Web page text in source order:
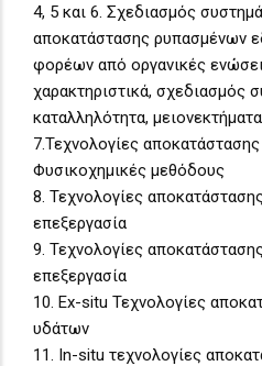
4, 5 και 6. Σχεδιασμός
αποκατάστασης ρυπασμένων
φορέων από οργανικές
χαρακτηριστικά, σχεδιασμός
καταλληλότητα,
7.Τεχνολογίες
Φυσικοχημικές μεθόδους
8. Τεχνολογίες
επεξεργασία
9. Τεχνολογίες
επεξεργασία
10. Ex-situ Τεχνολογίες
υδάτων
11. In-situ τεχνολογίες